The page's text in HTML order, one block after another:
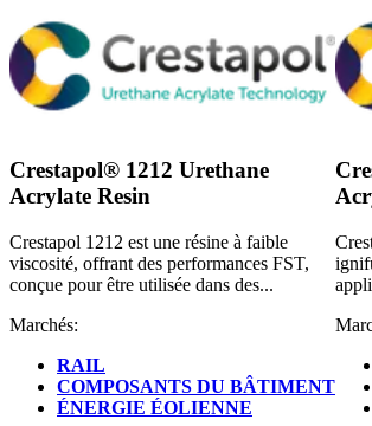
Crestapol® 1212 Urethane
Acrylate Resin
Crestapol 1212 est une résine à faible
viscosité, offrant des performances FST,
conçue pour être utilisée dans des...
Marchés:
RAIL
COMPOSANTS DU BÂTIMENT
ÉNERGIE ÉOLIENNE